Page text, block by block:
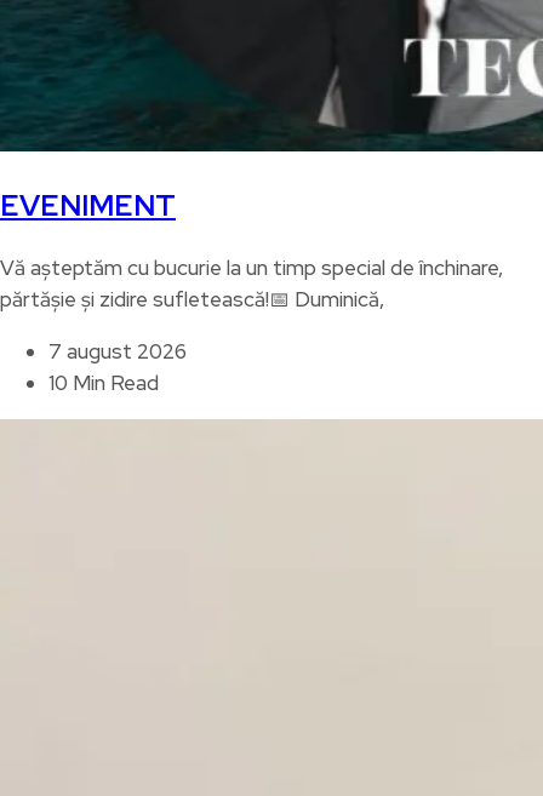
EVENIMENT
Vă așteptăm cu bucurie la un timp special de închinare,
părtășie și zidire sufletească!📅 Duminică,
7 august 2026
10 Min Read